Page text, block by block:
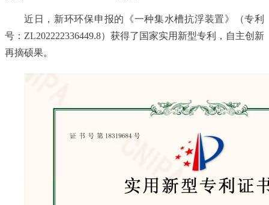
近日，新环环保申报的《一种集水槽抗浮装置》（专利
号：ZL202222336449.8）获得了国家实用新型专利，自主创新
再摘硕果。